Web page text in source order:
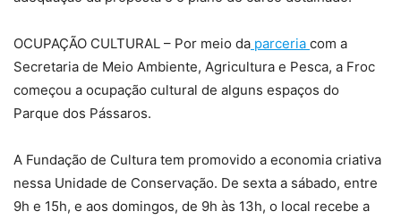
OCUPAÇÃO CULTURAL – Por meio da parceria com a
Secretaria de Meio Ambiente, Agricultura e Pesca, a Froc
começou a ocupação cultural de alguns espaços do
Parque dos Pássaros.
A Fundação de Cultura tem promovido a economia criativa
nessa Unidade de Conservação. De sexta a sábado, entre
9h e 15h, e aos domingos, de 9h às 13h, o local recebe a